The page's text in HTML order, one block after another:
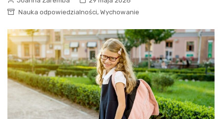
Nauka odpowiedzialności, Wychowanie